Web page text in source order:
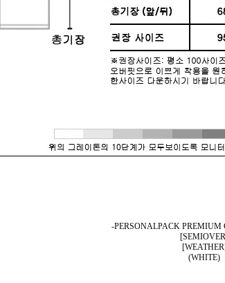
-PERSONALPACK PREMIUM
(WHITE)